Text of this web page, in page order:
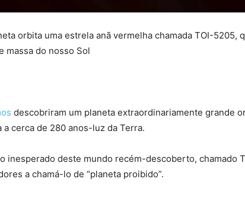
orbita uma estrela anã vermelha chamada TOI-5205,
massa do nosso Sol
descobriram um planeta extraordinariamente grande
a cerca de 280 anos-luz da Terra.
inesperado deste mundo recém-descoberto, chamado
a chamá-lo de “planeta proibido”.